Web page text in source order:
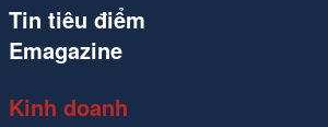
Tin tiêu điểm
Emagazine
Kinh doanh